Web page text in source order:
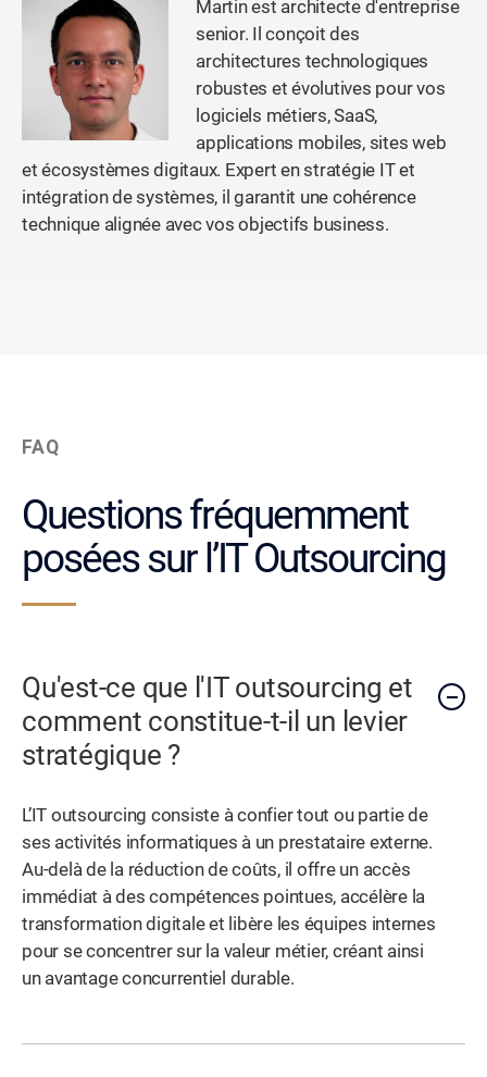
Martin est architecte d'entreprise
senior. Il conçoit des
architectures technologiques
robustes et évolutives pour vos
logiciels métiers, SaaS,
applications mobiles, sites web
et écosystèmes digitaux. Expert en stratégie IT et
intégration de systèmes, il garantit une cohérence
technique alignée avec vos objectifs business.
FAQ
Questions fréquemment
posées sur l’IT Outsourcing
Qu'est-ce que l'IT outsourcing et
comment constitue-t-il un levier
stratégique ?
L’IT outsourcing consiste à confier tout ou partie de
ses activités informatiques à un prestataire externe.
Au-delà de la réduction de coûts, il offre un accès
immédiat à des compétences pointues, accélère la
transformation digitale et libère les équipes internes
pour se concentrer sur la valeur métier, créant ainsi
un avantage concurrentiel durable.